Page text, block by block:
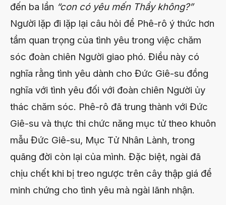
đến ba lần “concó yêu mến Thầy không?”
Người lặp đi lặp lại câu hỏi để Phê-rô ý thức hơn
tầm quan trọng của tình yêu trong việc chăm
sóc đoàn chiên Người giao phó. Điều này có
nghĩa rằng tình yêu dành cho Đức Giê-su đồng
nghĩa với tình yêu đối với đoàn chiên Người ủy
thác chăm sóc. Phê-rô đã trung thành với Đức
Giê-su và thực thi chức năng mục tử theo khuôn
mẫu Đức Giê-su, Mục Tử Nhân Lành, trong
quãng đời còn lại của mình. Đặc biệt, ngài đã
chịu chết khi bị treo ngược trên cây thập giá để
minh chứng cho tình yêu mà ngài lãnh nhận.